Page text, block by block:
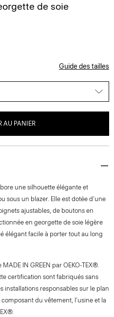
de soie
Guide des tailles
AU PANIER
une silhouette élégante et
sous un blazer. Elle est dotée d'une
ajustables, de boutons en
en georgette de soie légère
élégant facile à porter tout au long
IN GREEN par OEKO-TEX®.
certification sont fabriqués sans
installations responsables sur le plan
du vêtement, l'usine et la